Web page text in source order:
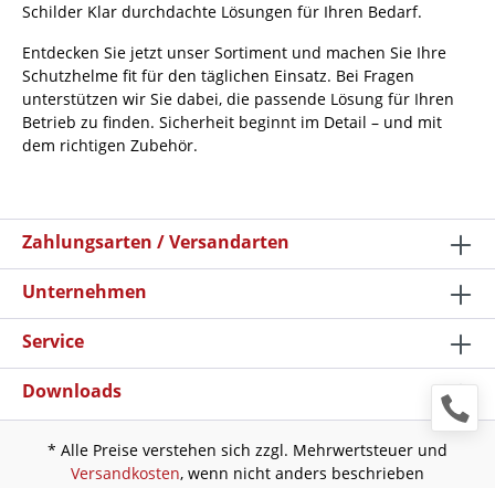
Schilder Klar durchdachte Lösungen für Ihren Bedarf.
Entdecken Sie jetzt unser Sortiment und machen Sie Ihre
Schutzhelme fit für den täglichen Einsatz. Bei Fragen
unterstützen wir Sie dabei, die passende Lösung für Ihren
Betrieb zu finden. Sicherheit beginnt im Detail – und mit
dem richtigen Zubehör.
Zahlungsarten / Versandarten
Unternehmen
Service
Downloads
* Alle Preise verstehen sich zzgl. Mehrwertsteuer und
Versandkosten, wenn nicht anders beschrieben